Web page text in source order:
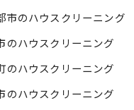
市のハウスクリーニング
のハウスクリーニング
のハウスクリーニング
のハウスクリーニング